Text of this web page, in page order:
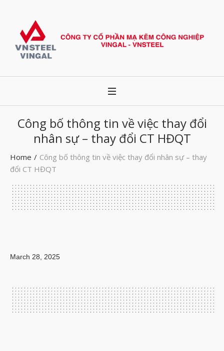
Công bố thông tin về việc thay đổi
nhân sự – thay đổi CT HĐQT
Home / Công bố thông tin về việc thay đổi nhân sự – thay
đổi CT HĐQT
March 28, 2025